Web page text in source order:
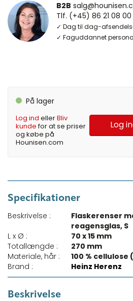
B2B
Tlf. (+45) 86 21 08 00
✓ Dag til dag-
✓ Faguddannet
På lager
Log ind ellerBliv
kundefor at se priser
og købe på
Hounisen.com
Log
Specifikationer
Beskrivelse :
Flaskerenser
reagensglas, S
L x Ø :
70 x 15 mm
Totallængde :
270 mm
Materiale, hår :
100 %
Brand :
Heinz Herenz
Beskrivelse